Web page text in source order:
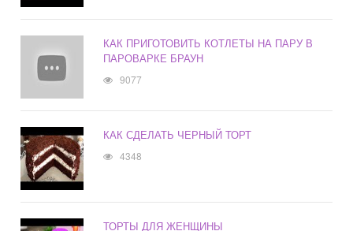
КАК ПРИГОТОВИТЬ КОТЛЕТЫ НА ПАРУ В
ПАРОВАРКЕ БРАУН
9077
КАК СДЕЛАТЬ ЧЕРНЫЙ ТОРТ
4348
ТОРТЫ ДЛЯ ЖЕНЩИНЫ